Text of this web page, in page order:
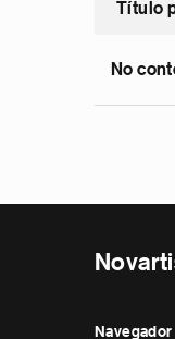
Título
No
Navegador